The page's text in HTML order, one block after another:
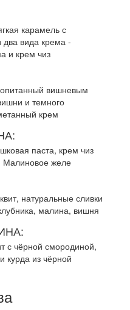
карамель с
вида крема -
и крем чиз
вишневым
и темного
крем
паста, крем чиз
Малиновое желе
натуральные сливки
малина, вишня
с чёрной смородиной,
курда из чёрной